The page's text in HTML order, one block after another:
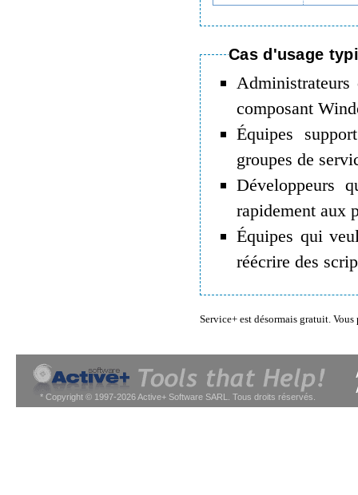
Cas d'usage
composant
Équipes
groupes de
Développeurs
rapidement aux
Équipes qui
réécrire des
Service+ est désormais gratuit.
* Copyright © 1997-2026 Active+ Software SARL. Tous droits réservés.